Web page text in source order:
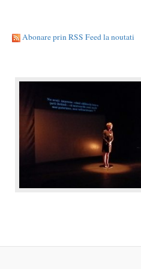
Abonare prin RSS Feed la noutati